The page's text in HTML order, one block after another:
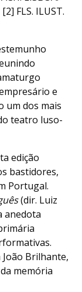
FLS. ILUST.
e
um dos mais
teatro luso-
edição
bastidores,
Portugal.
(dir. Luiz
anedota
Brilhante,
memória